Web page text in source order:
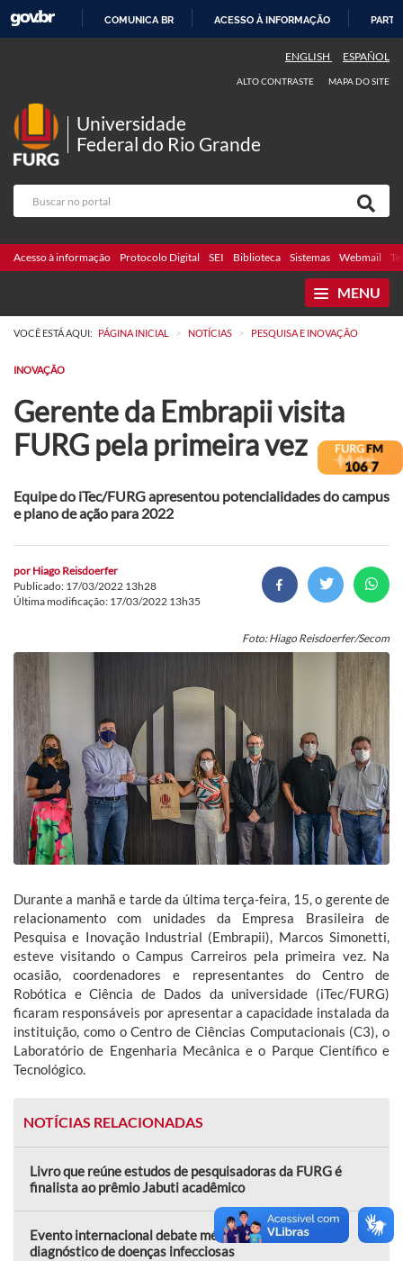
COMUNICA BR ACESSO À INFORMAÇÃO
ENGLISH ESPAÑOL
ALTO CONTRASTE MAPA DO SITE
Universidade
Federal do Rio Grande
Acesso à informação Protocolo Digital SEI Biblioteca Sistemas Webmail
MENU
VOCÊ ESTÁ AQUI: PÁGINA INICIAL > NOTÍCIAS > PESQUISA E INOVAÇÃO
INOVAÇÃO
Gerente da Embrapii visita
FURG pela primeira vez
Equipe do iTec/FURG apresentou potencialidades do campus
e plano de ação para 2022
por Hiago Reisdoerfer
Publicado: 17/03/2022 13h28
Última modificação: 17/03/2022 13h35
Foto: Hiago Reisdoerfer/Secom
Durante a manhã e tarde da última terça-feira, 15, o gerente de
relacionamento com unidades da Empresa Brasileira de
Pesquisa e Inovação Industrial (Embrapii), Marcos Simonetti,
esteve visitando o Campus Carreiros pela primeira vez. Na
ocasião, coordenadores e representantes do Centro de
Robótica e Ciência de Dados da universidade (iTec/FURG)
ficaram responsáveis por apresentar a capacidade instalada da
instituição, como o Centro de Ciências Computacionais (C3), o
Laboratório de Engenharia Mecânica e o Parque Científico e
Tecnológico.
NOTÍCIAS RELACIONADAS
Livro que reúne estudos de pesquisadoras da FURG é
finalista ao prêmio Jabuti acadêmico
Evento internacional debate métodos moleculares no
diagnóstico de doenças infecciosas